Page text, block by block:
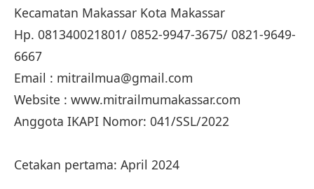
Kecamatan Makassar Kota Makassar
Hp. 081340021801/ 0852-9947-3675/ 0821-9649-
6667
Email : mitrailmua@gmail.com
Website : www.mitrailmumakassar.com
Anggota IKAPI Nomor: 041/SSL/2022
Cetakan pertama: April 2024